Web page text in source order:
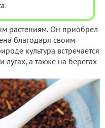
растениям. Он приобрел
благодаря своим
культура встречается
лугах, а также на берегах